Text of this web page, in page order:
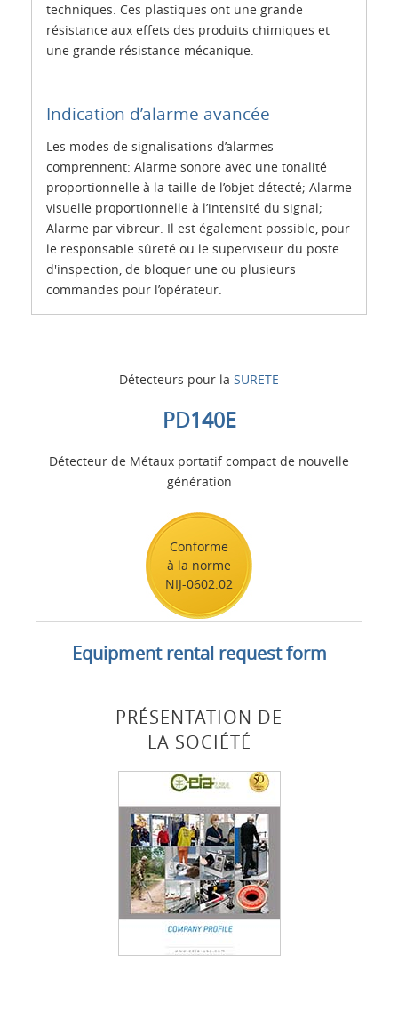
Détecteurs pour la SURETE
PD140E
Détecteur de Métaux portatif compact de nouvelle
génération
Conforme
à la norme
NIJ-0602.02
Equipment rental request form
PRÉSENTATION DE
LA SOCIÉTÉ
techniques. Ces plastiques ont une grande
résistance aux effets des produits chimiques et
une grande résistance mécanique.
Indication d’alarme avancée
Les modes de signalisations d’alarmes
comprennent: Alarme sonore avec une tonalité
proportionnelle à la taille de l’objet détecté; Alarme
visuelle proportionnelle à l’intensité du signal;
Alarme par vibreur. Il est également possible, pour
le responsable sûreté ou le superviseur du poste
d'inspection, de bloquer une ou plusieurs
commandes pour l’opérateur.